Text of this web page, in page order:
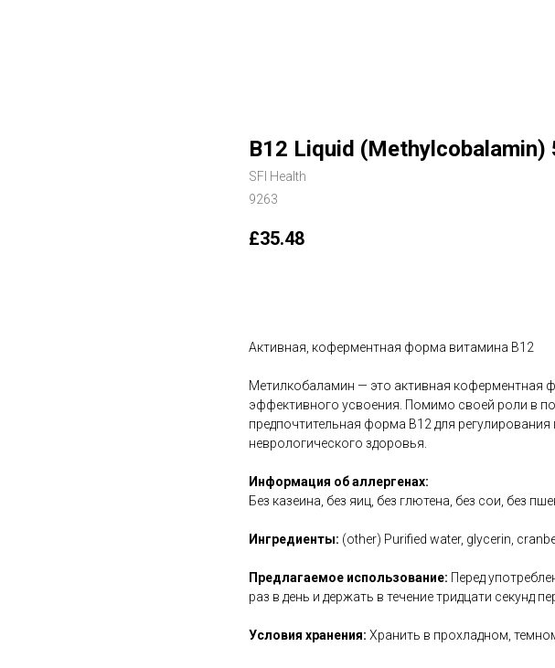
B12 Liquid (Methylcobalamin)
SFI Health
9263
£35.48
Активная, коферментная форма витамина B12
Метилкобаламин — это активная коферментная
эффективного усвоения. Помимо своей роли в
предпочтительная форма B12 для
неврологического здоровья.
Информация об аллергенах:
Без казеина, без яиц, без глютена, без сои, без
Ингредиенты: (other) Purified water, glycerin,
Предлагаемое использование: Перед
раз в день и держать в течение тридцати секунд
Условия хранения: Хранить в прохладном,